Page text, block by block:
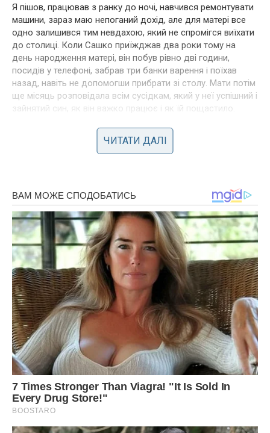
Я пішов, працював з ранку до ночі, навчився ремонтувати
машини, зараз маю непоганий дохід, але для матері все
одно залишився тим невдахою, який не спромігся виїхати
до столиці. Коли Сашко приїжджав два роки тому на
день народження матері, він побув рівно дві години,
посидів у телефоні, забрав три банки варення і поїхав
назад, навіть не допомогши прибрати зі столу. Мати потім
ще місяць розповідала всім сусідкам, який у неї успішний і
зайнятий син, як він важко працює і як їй пощастило.
Альона після вчорашнього інциденту виставила мені
ультиматум, і я її чудово розумію, бо її терпінню прийшов
— Юро, ми відриваємо від своєї дитини, — говорила
дружина ввечері на кухні, коли ми повернулися додому. —
Ми збираємо на перший внесок за власну квартиру, кожна
тисяча на рахунку. Ми купуємо їй речі, оплачуємо ремонти,
а у відповідь отримуємо тільки бруд і зневагу. Нехай тепер
їй Сашко купує ліки, платить за комуналку і привозить
продукти, раз він такий хороший.
Я мовчав, бо не знав, що відповісти, адже кожне її слово
було абсолютною правдою. Сьогодні вранці мати знову
зателефонувала мені, ніби нічого не сталося, і почала
вимагати, щоб я приїхав і перевірив її кран у ванній, бо він
почав трохи підтікати.
ЧИТАТИ ДАЛІ